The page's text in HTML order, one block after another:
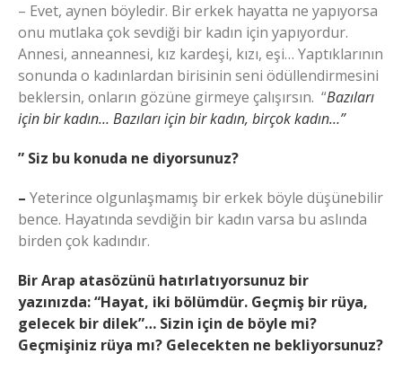
– Evet, aynen böyledir. Bir erkek hayatta ne yapıyorsa
onu mutlaka çok sevdiği bir kadın için yapıyordur.
Annesi, anneannesi, kız kardeşi, kızı, eşi… Yaptıklarının
sonunda o kadınlardan birisinin seni ödüllendirmesini
beklersin, onların gözüne girmeye çalışırsın. “Bazıları
için bir kadın… Bazıları için bir kadın, birçok kadın…”
” Siz bu konuda ne diyorsunuz?
– Yeterince olgunlaşmamış bir erkek böyle düşünebilir
bence. Hayatında sevdiğin bir kadın varsa bu aslında
birden çok kadındır.
Bir Arap atasözünü hatırlatıyorsunuz bir
yazınızda: “Hayat, iki bölümdür. Geçmiş bir rüya,
gelecek bir dilek”… Sizin için de böyle mi?
Geçmişiniz rüya mı? Gelecekten ne bekliyorsunuz?